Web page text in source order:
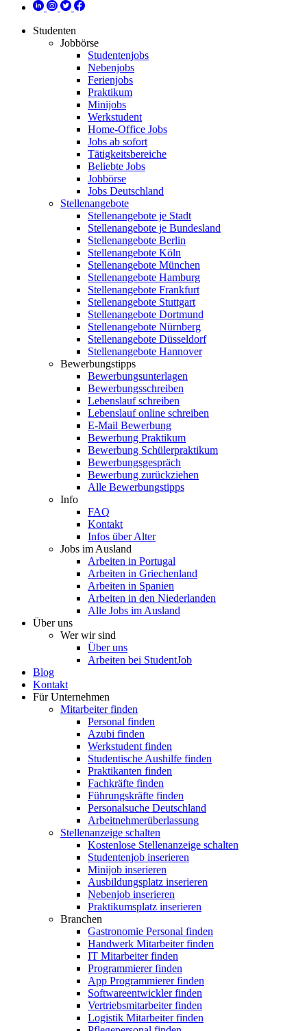
Studenten
Jobbörse
Studentenjobs
Nebenjobs
Ferienjobs
Praktikum
Minijobs
Werkstudent
Home-Office Jobs
Jobs ab sofort
Tätigkeitsbereiche
Beliebte Jobs
Jobbörse
Jobs Deutschland
Stellenangebote
Stellenangebote je Stadt
Stellenangebote je Bundesland
Stellenangebote Berlin
Stellenangebote Köln
Stellenangebote München
Stellenangebote Hamburg
Stellenangebote Frankfurt
Stellenangebote Stuttgart
Stellenangebote Dortmund
Stellenangebote Nürnberg
Stellenangebote Düsseldorf
Stellenangebote Hannover
Bewerbungstipps
Bewerbungsunterlagen
Bewerbungsschreiben
Lebenslauf schreiben
Lebenslauf online schreiben
E-Mail Bewerbung
Bewerbung Praktikum
Bewerbung Schülerpraktikum
Bewerbungsgespräch
Bewerbung zurückziehen
Alle Bewerbungstipps
Info
FAQ
Kontakt
Infos über Alter
Jobs im Ausland
Arbeiten in Portugal
Arbeiten in Griechenland
Arbeiten in Spanien
Arbeiten in den Niederlanden
Alle Jobs im Ausland
Über uns
Wer wir sind
Über uns
Arbeiten bei StudentJob
Blog
Kontakt
Für Unternehmen
Mitarbeiter finden
Personal finden
Azubi finden
Werkstudent finden
Studentische Aushilfe finden
Praktikanten finden
Fachkräfte finden
Führungskräfte finden
Personalsuche Deutschland
Arbeitnehmerüberlassung
Stellenanzeige schalten
Kostenlose Stellenanzeige schalten
Studentenjob inserieren
Minijob inserieren
Ausbildungsplatz inserieren
Nebenjob inserieren
Praktikumsplatz inserieren
Branchen
Gastronomie Personal finden
Handwerk Mitarbeiter finden
IT Mitarbeiter finden
Programmierer finden
App Programmierer finden
Softwareentwickler finden
Vertriebsmitarbeiter finden
Logistik Mitarbeiter finden